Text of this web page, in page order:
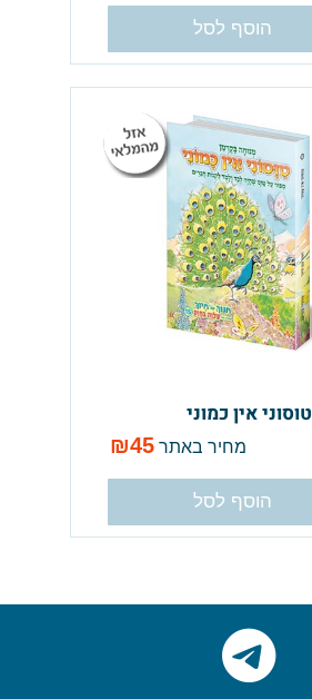
הוסף לסל
טוסוני אין כמוני
מחיר באתר ₪45
הוסף לסל